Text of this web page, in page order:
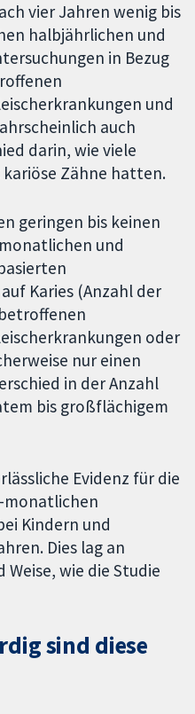
vier Jahren wenig bis
halbjährlichen und
in Bezug
und
auch
darin, wie viele
Zähne hatten.
geringen bis keinen
und
Karies (Anzahl der
oder
nur einen
in der Anzahl
bis großflächigem
Evidenz für die
monatlichen
Kindern und
Dies lag an
wie die Studie
sind diese